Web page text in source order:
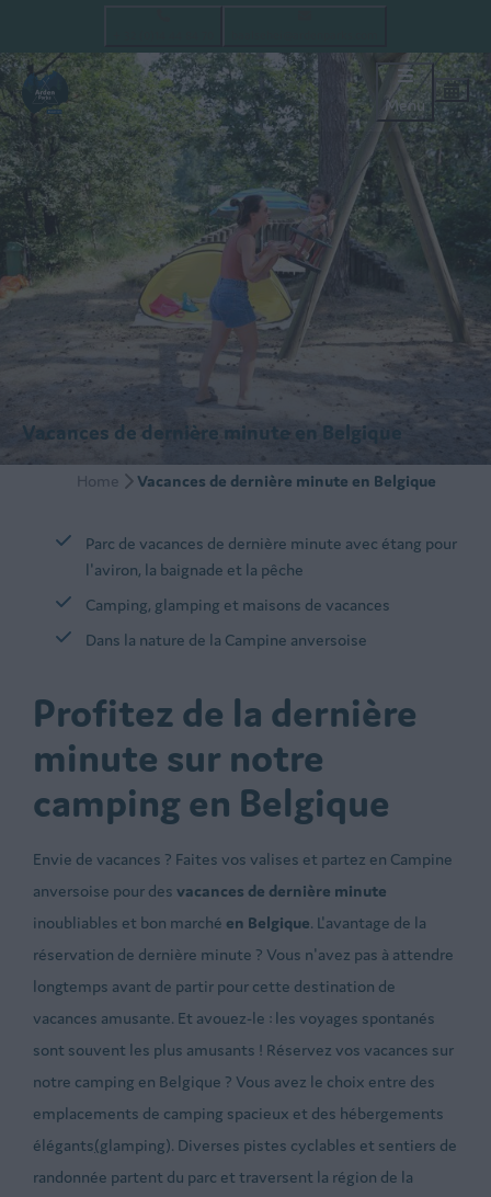
Menu
Vacances de dernière minute en Belgique
Home Vacances de dernière minute en Belgique
Parc de vacances de dernière minute avec étang pour
l'aviron, la baignade et la pêche
Camping, glamping et maisons de vacances
Dans la nature de la Campine anversoise
Profitez de la dernière
minute sur notre
camping en Belgique
Envie de vacances ? Faites vos valises et partez en Campine
anversoise pour desvacances de dernière minute
inoubliables et bon marché en Belgique. L'avantage de la
réservation de dernière minute ? Vous n'avez pas à attendre
longtemps avant de partir pour cette destination de
vacances amusante. Et avouez-le : les voyages spontanés
sont souvent les plus amusants ! Réservez vos vacances sur
notre camping en Belgique ? Vous avez le choix entre des
emplacements de camping spacieux et des hébergements
élégants(glamping). Diverses pistes cyclables et sentiers de
randonnée partent du parc et traversent la région de la